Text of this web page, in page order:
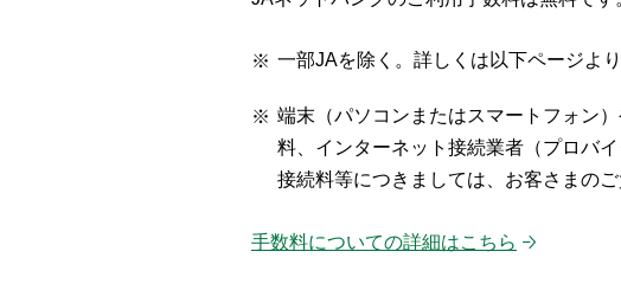
一部JAを除く。詳しくは以下ページより
端末（パソコンまたはスマートフォン
料、インターネット接続業者（プロバ
接続料等につきましては、お客さまのご
手数料についての詳細はこちら